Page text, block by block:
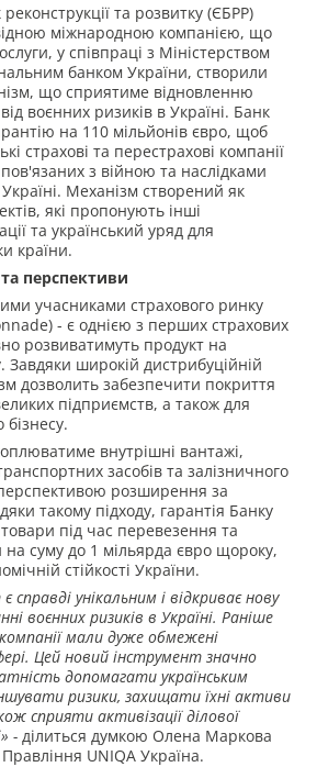
та розвитку (ЄБРР)
міжнародною компанією, що
у співпраці з Міністерством
банком України, створили
що сприятиме відновленню
воєнних ризиків в Україні. Банк
на 110 мільйонів євро, щоб
страхові та перестрахові компанії
з війною та наслідками
Україні. Механізм створений як
які пропонують інші
та український уряд для
країни.
перспективи
учасниками страхового ринку
- є однією з перших страхових
розвиватимуть продукт на
Завдяки широкій дистрибуційній
дозволить забезпечити покриття
підприємств, а також для
бізнесу.
внутрішні вантажі,
засобів та залізничного
розширення за
такому підходу, гарантія Банку
під час перевезення та
на суму до 1 мільярда євро щороку,
стійкості України.
унікальним і відкриває нову
воєнних ризиків в Україні. Раніше
компанії мали дуже обмежені
Цей новий інструмент значно
допомагати українським
ризики, захищати їхні активи
сприяти активізації ділової
- ділиться думкою Олена Маркова
UNIQA Україна.